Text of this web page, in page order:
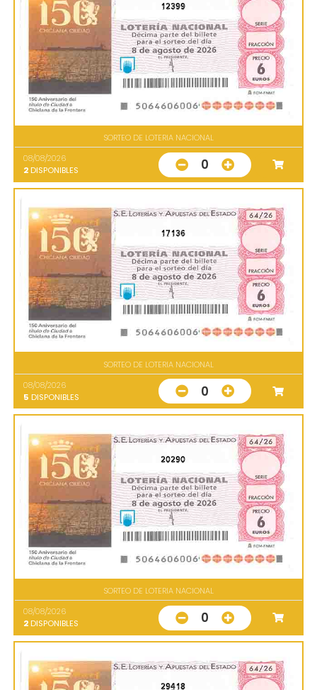
12399
SORTEO DE LOTERIA NACIONAL
08/08/2026
2 DISPONIBLES 0
17136
SORTEO DE LOTERIA NACIONAL
08/08/2026
5 DISPONIBLES 0
20290
SORTEO DE LOTERIA NACIONAL
08/08/2026
2 DISPONIBLES 0
29418